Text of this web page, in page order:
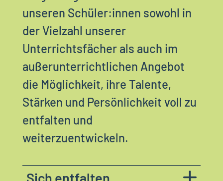
unseren Schüler:innen sowohl in
der Vielzahl unserer
Unterrichtsfächer als auch im
außerunterrichtlichen Angebot
die Möglichkeit, ihre Talente,
Stärken und Persönlichkeit voll zu
entfalten und
weiterzuentwickeln.
Sich entfalten